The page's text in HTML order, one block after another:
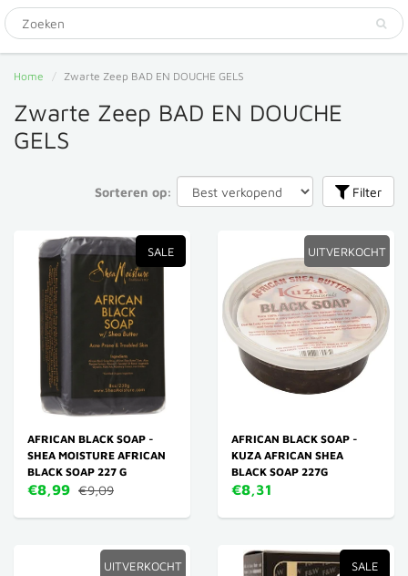
Home Zwarte Zeep BAD EN DOUCHE GELS
Zwarte Zeep BAD EN DOUCHE
GELS
Sorteren op: Filter
SALE
AFRICAN BLACK SOAP -
SHEA MOISTURE AFRICAN
BLACK SOAP 227 G
€8,99 €9,09
UITVERKOCHT
AFRICAN BLACK SOAP -
KUZA AFRICAN SHEA
BLACK SOAP 227G
€8,31
UITVERKOCHT SALE